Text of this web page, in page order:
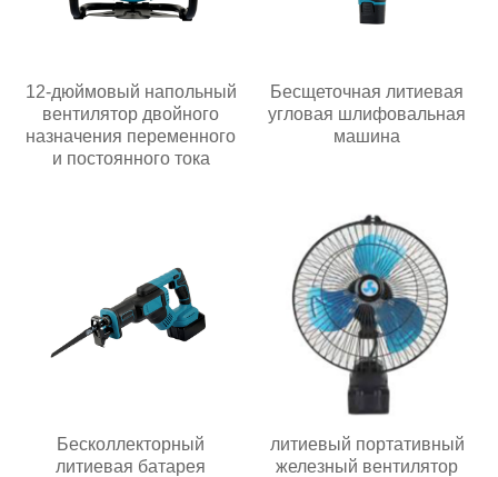
12-дюймовый напольный
вентилятор двойного
назначения переменного
и постоянного тока
Бесщеточная литиевая
угловая шлифовальная
машина
Бесколлекторный
литиевая батарея
литиевый портативный
железный вентилятор